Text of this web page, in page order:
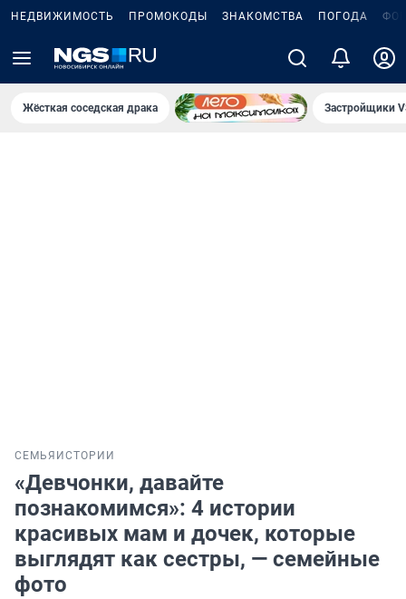
НЕДВИЖИМОСТЬ ПРОМОКОДЫ ЗНАКОМСТВА ПОГОДА
Жёсткая соседская драка Застройщики
СЕМЬЯ ИСТОРИИ
«Девчонки, давайте
познакомимся»: 4 истории
красивых мам и дочек, которые
выглядят как сестры, — семейные
фото